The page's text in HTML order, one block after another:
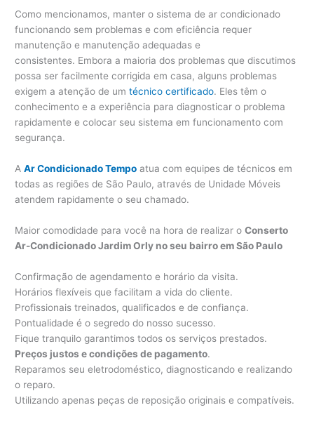
Como mencionamos, manter o sistema de ar condicionado
funcionando sem problemas e com eficiência requer
manutenção e manutenção adequadas e
consistentes. Embora a maioria dos problemas que discutimos
possa ser facilmente corrigida em casa, alguns problemas
exigem a atenção de umtécnico certificado. Eles têm o
conhecimento e a experiência para diagnosticar o problema
rapidamente e colocar seu sistema em funcionamento com
segurança.
AAr Condicionado Tempo atua com equipes de técnicos em
todas as regiões de São Paulo, através de Unidade Móveis
atendem rapidamente o seu chamado.
Maior comodidade para você na hora de realizar oConserto
Ar-Condicionado Jardim Orly no seu bairro em São Paulo
Confirmação de agendamento e horário da visita.
Horários flexíveis que facilitam a vida do cliente.
Profissionais treinados, qualificados e de confiança.
Pontualidade é o segredo do nosso sucesso.
Fique tranquilo garantimos todos os serviços prestados.
Preços justos e condições de pagamento.
Reparamos seu eletrodoméstico, diagnosticando e realizando
o reparo.
Utilizando apenas peças de reposição originais e compatíveis.